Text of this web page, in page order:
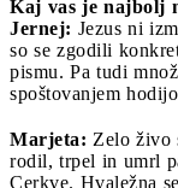
Kaj vas je najbolj
Jernej: Jezus ni
so se zgodili
pismu. Pa tudi
spoštovanjem
Marjeta: Zelo živo
rodil, trpel in umrl
Cerkve. Hvaležna